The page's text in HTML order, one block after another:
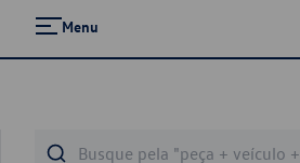
Menu